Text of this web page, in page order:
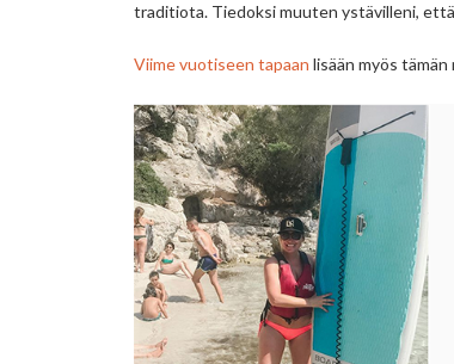
traditiota. Tiedoksi muuten ystävilleni,
Viime vuotiseen tapaan lisään myös